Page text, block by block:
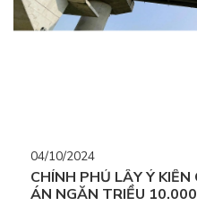
04/10/2024
CHÍNH PHỦ LẤY Ý
ÁN NGĂN TRIỀU